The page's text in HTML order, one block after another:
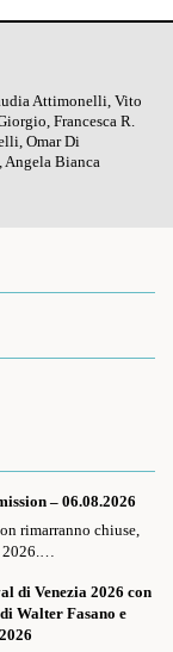
Attimonelli, Vito
Francesca R.
Omar Di
Bianca
– 06.08.2026
rimarranno chiuse,
di Venezia 2026 con
Walter Fasano e